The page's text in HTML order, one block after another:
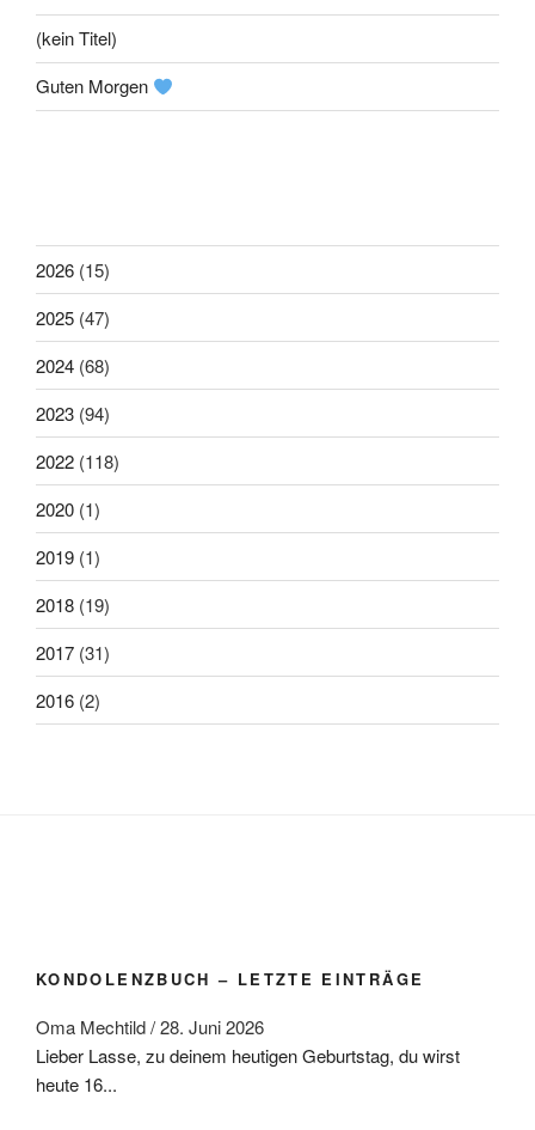
(kein Titel)
Guten Morgen
2026 (15)
2025 (47)
2024 (68)
2023 (94)
2022 (118)
2020 (1)
2019 (1)
2018 (19)
2017 (31)
2016 (2)
KONDOLENZBUCH – LETZTE EINTRÄGE
Oma Mechtild/28. Juni 2026
Lieber Lasse, zu deinem heutigen Geburtstag, du wirst
heute 16...